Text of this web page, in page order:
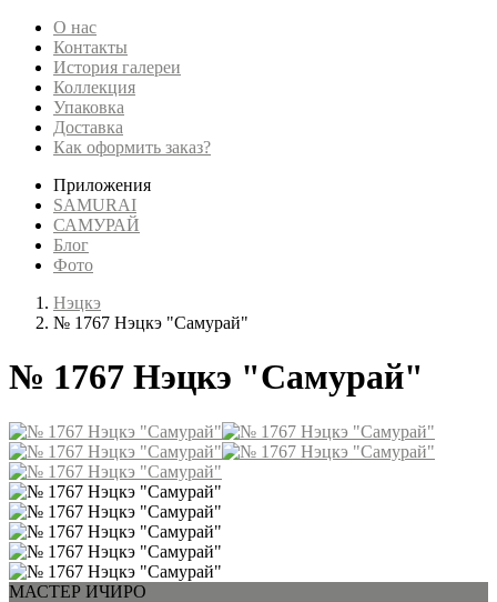
О нас
Контакты
История галереи
Коллекция
Упаковка
Доставка
Как оформить заказ?
Приложения
SAMURAI
САМУРАЙ
Блог
Фото
Нэцкэ
№ 1767 Нэцкэ "Самурай"
№ 1767 Нэцкэ "Самурай"
МАСТЕР ИЧИРО